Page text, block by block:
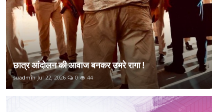
छात्र आंदोलन की आवाज बनकर उभरे रागा !
suadmin Jul 22, 2026 0 44